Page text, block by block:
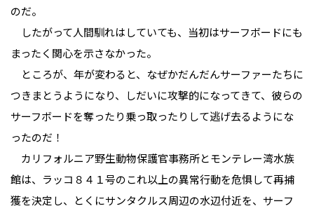
のだ。
したがって人間馴れはしていても、当初はサーフボードにも
まったく関心を示さなかった。
ところが、年が変わると、なぜかだんだんサーファーたちに
つきまとうようになり、しだいに攻撃的になってきて、彼らの
サーフボードを奪ったり乗っ取ったりして逃げ去るようにな
ったのだ！
カリフォルニア野生動物保護官事務所とモンテレー湾水族
館は、ラッコ８４１号のこれ以上の異常行動を危惧して再捕
獲を決定し、とくにサンタクルス周辺の水辺付近を、サーフ